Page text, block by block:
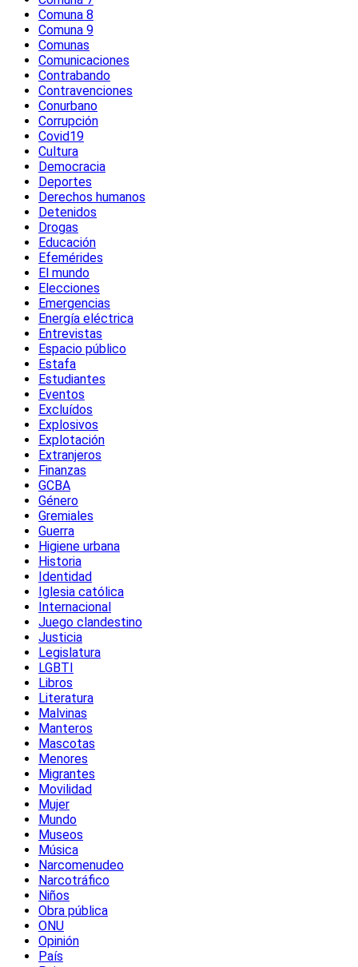
Comuna 8
Comuna 9
Comunas
Comunicaciones
Contrabando
Contravenciones
Conurbano
Corrupción
Covid19
Cultura
Democracia
Deportes
Derechos humanos
Detenidos
Drogas
Educación
Efemérides
El mundo
Elecciones
Emergencias
Energía eléctrica
Entrevistas
Espacio público
Estafa
Estudiantes
Eventos
Excluídos
Explosivos
Explotación
Extranjeros
Finanzas
GCBA
Género
Gremiales
Guerra
Higiene urbana
Historia
Identidad
Iglesia católica
Internacional
Juego clandestino
Justicia
Legislatura
LGBTI
Libros
Literatura
Malvinas
Manteros
Mascotas
Menores
Migrantes
Movilidad
Mujer
Mundo
Museos
Música
Narcomenudeo
Narcotráfico
Niños
Obra pública
ONU
Opinión
País